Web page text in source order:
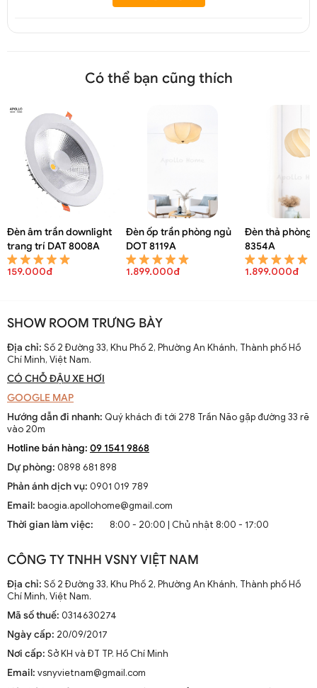
Có thể bạn cũng thích
Đèn âm trần downlight
trang trí DAT 8008A
159.000đ
Đèn ốp trần phòng ngủ
DOT 8119A
1.899.000đ
Đèn thả phòng
8354A
1.899.000đ
SHOW ROOM TRƯNG BÀY
Địa chỉ: Số 2 Đường 33, Khu Phố 2, Phường An Khánh, Thành phố Hồ
Chí Minh, Việt Nam.
CÓ CHỖ ĐẬU XE HƠI
GOOGLE MAP
Hướng dẫn đi nhanh: Quý khách đi tới 278 Trần Não gặp đường 33 rẽ
vào 20m
Hotline bán hàng: 09 1541 9868
Dự phòng: 0898 681 898
Phản ánh dịch vụ: 0901 019 789
Email: baogia.apollohome@gmail.com
Thời gian làm việc:
8:00 - 20:00 | Chủ nhật 8:00 - 17:00
CÔNG TY TNHH VSNY VIỆT NAM
Địa chỉ: Số 2 Đường 33, Khu Phố 2, Phường An Khánh, Thành phố Hồ
Chí Minh, Việt Nam.
Mã số thuế: 0314630274
Ngày cấp: 20/09/2017
Nơi cấp: Sở KH và ĐT TP. Hồ Chí Minh
Email: vsnyvietnam@gmail.com